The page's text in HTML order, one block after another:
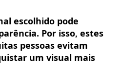
escolhido pode
Por isso, estes
pessoas evitam
um visual mais